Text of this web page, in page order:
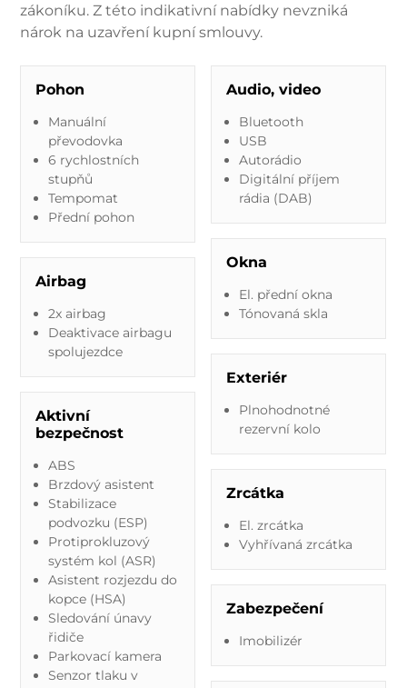
zákoníku. Z této indikativní nabídky nevzniká
nárok na uzavření kupní smlouvy.
Pohon
Manuální
převodovka
6 rychlostních
stupňů
Tempomat
Přední pohon
Airbag
2x airbag
Deaktivace airbagu
spolujezdce
Aktivní
bezpečnost
ABS
Brzdový asistent
Stabilizace
podvozku (ESP)
Protiprokluzový
systém kol (ASR)
Asistent rozjezdu do
kopce (HSA)
Sledování únavy
řidiče
Parkovací kamera
Senzor tlaku v
Audio, video
Bluetooth
USB
Autorádio
Digitální příjem
rádia (DAB)
Okna
El. přední okna
Tónovaná skla
Exteriér
Plnohodnotné
rezervní kolo
Zrcátka
El. zrcátka
Vyhřívaná zrcátka
Zabezpečení
Imobilizér